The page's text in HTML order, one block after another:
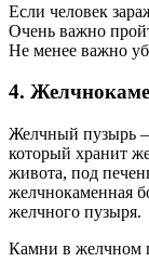
Если человек
Очень важно
Не менее важно
4.
Желчный пузырь
который хранит
живота, под
желчнокаменная
желчного пузыря.
Камни в желчном